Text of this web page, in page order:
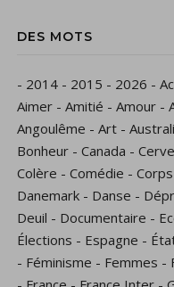
DES MOTS
- 2014 - 2015 - 2026 -
Aimer - Amitié - Amour -
Angoulême - Art -
Bonheur - Canada -
Colère - Comédie - Corps
Danemark - Danse -
Deuil - Documentaire -
Élections - Espagne -
- Féminisme - Femmes -